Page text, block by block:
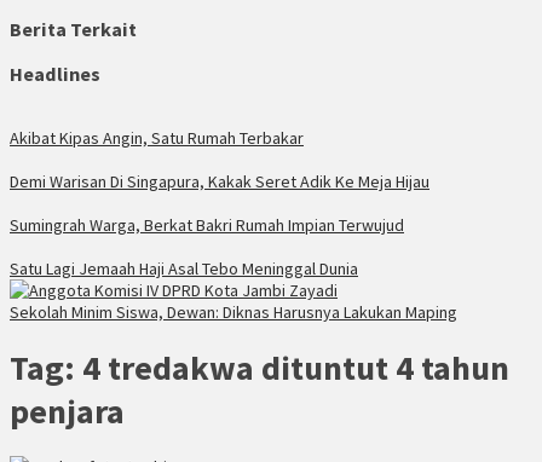
Berita Terkait
Headlines
Akibat Kipas Angin, Satu Rumah Terbakar
Demi Warisan Di Singapura, Kakak Seret Adik Ke Meja Hijau
Sumingrah Warga, Berkat Bakri Rumah Impian Terwujud
Satu Lagi Jemaah Haji Asal Tebo Meninggal Dunia
Sekolah Minim Siswa, Dewan: Diknas Harusnya Lakukan Maping
Tag: 4 tredakwa dituntut 4 tahun
penjara